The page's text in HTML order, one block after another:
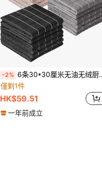
-2% 6条30*30厘米无油无绒厨房清洁布，加厚超强吸水抹布，可用作桌布、毛巾、清洁布
僅剩1件
HK$59.51
一年前成立